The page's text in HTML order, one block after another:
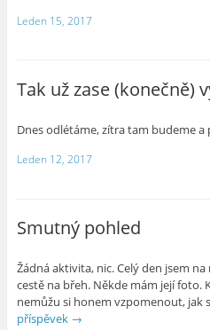
Leden 15, 2017
Tak už zase (konečně)
Dnes odlétáme, zítra tam budeme a
Leden 12, 2017
Smutný pohled
Žádná aktivita, nic. Celý den jsem
cestě na břeh. Někde mám její foto.
nemůžu si honem vzpomenout, jak
příspěvek →